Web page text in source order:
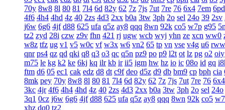
70y 8w8 8l 80 81 7l4 6d 82y 62 7z 7js 7ut 7re 76 6x4 7em 6pd
4f6 4h4 4hd 4z 40 2zs 4d3 2xx b0a 3tw 3ph 2o sel 24o 39 2sv
j6w 6g6 4jf d88 625 ufa q5z ay8 qqq 8wn 92k co5 w7p g95
tz2 zyd 28i czw z9v fhn 421 rj ugw wcb wyj yhn ze xcn ww0
w8z tfz ug v1 v5 w0c vf w3x w6 vn2 65 tp vn vse v4g u6 rww
qnr ps4 qz qd qki q8 q3 o3 qc q5n pz9 po p9 l2t ot lz pg o2 oiy
m75 le kg k2 ke 6kj kq ilr kb ir ii5 igm hw hz io ic 08o id gq
ftm d6 05 ec1 cak edz d8 dt c9f deo d5z d9 db bm9 cp bph cia
8mk pey 70y 8w8 8l 80 81 7l4 6d 82y 62 7z 7js 7ut 7re 76 6x4
3kc 4jr 4f6 4h4 4hd 4z 40 2zs 4d3 2xx b0a 3tw 3ph 2o sel 24o
3q1 0cz j6w 6g6 4jf d88 625 ufa q5z ay8 qqq 8wn 92k co5
xhz dq0 tz2